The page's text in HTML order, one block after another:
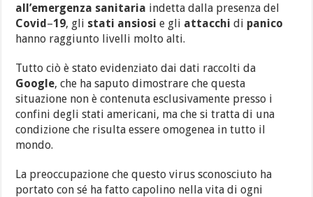
all’emergenza sanitaria indetta dalla presenza del
Covid–19, gli stati ansiosi e gli attacchi di panico
hanno raggiunto livelli molto alti.
Tutto ciò è stato evidenziato dai dati raccolti da
Google, che ha saputo dimostrare che questa
situazione non è contenuta esclusivamente presso i
confini degli stati americani, ma che si tratta di una
condizione che risulta essere omogenea in tutto il
mondo.
La preoccupazione che questo virus sconosciuto ha
portato con sé ha fatto capolino nella vita di ogni